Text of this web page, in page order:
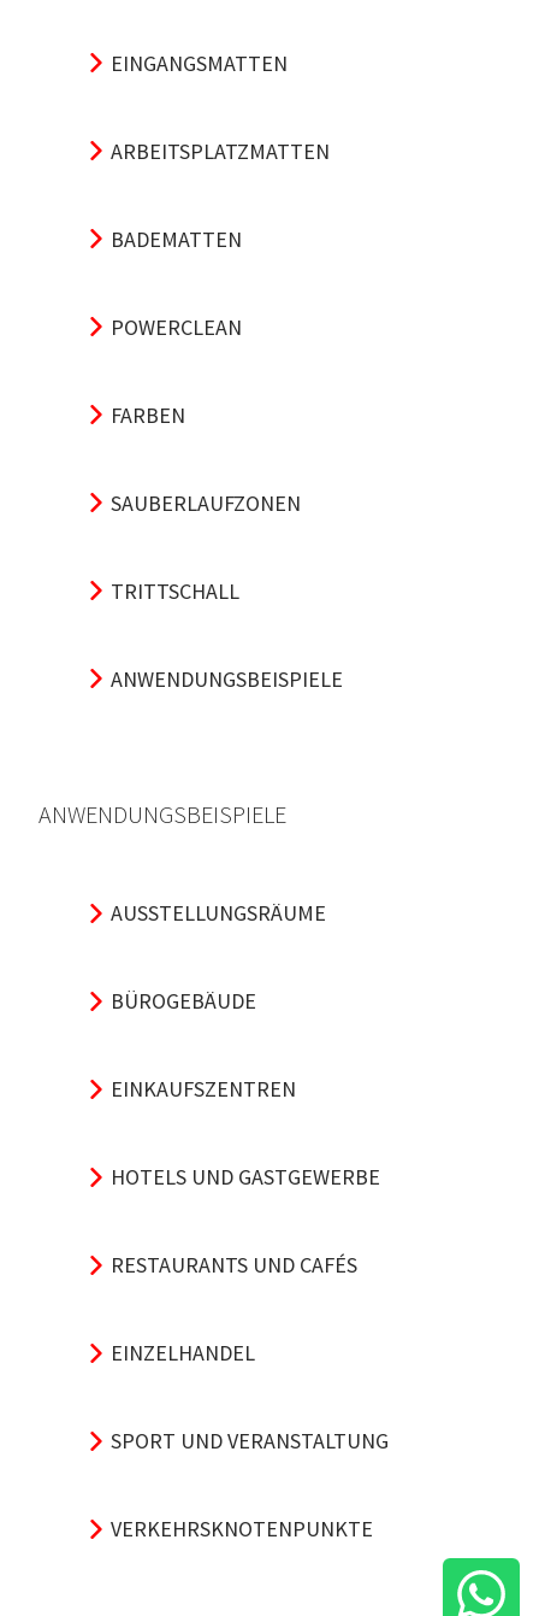
EINGANGSMATTEN
ARBEITSPLATZMATTEN
BADEMATTEN
POWERCLEAN
FARBEN
SAUBERLAUFZONEN
TRITTSCHALL
ANWENDUNGSBEISPIELE
ANWENDUNGSBEISPIELE
AUSSTELLUNGSRÄUME
BÜROGEBÄUDE
EINKAUFSZENTREN
HOTELS UND GASTGEWERBE
RESTAURANTS UND CAFÉS
EINZELHANDEL
SPORT UND VERANSTALTUNG
VERKEHRSKNOTENPUNKTE